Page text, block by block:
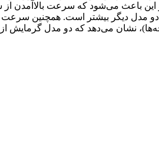
این باعث می‌شود که سرعت بالاآمدن
ناحیه در مقایسه با دو مدل دیگر بیشتر است.
نشان می‌دهد که دو مدل گرمایش